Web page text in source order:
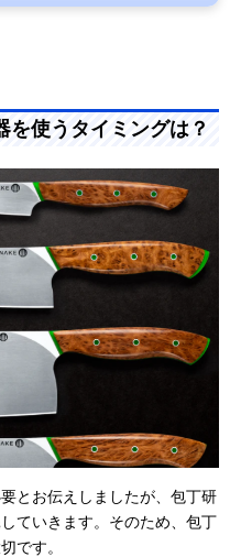
を使うタイミングは？
とお伝えしましたが、包丁研
ていきます。そのため、包丁
です。